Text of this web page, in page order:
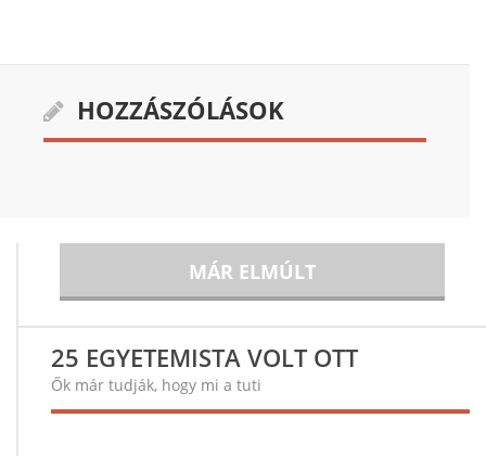
HOZZÁSZÓLÁSOK
MÁR ELMÚLT
25 EGYETEMISTA VOLT OTT
Ők már tudják, hogy mi a tuti